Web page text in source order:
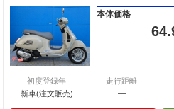
本体価格
初度登録年
新車(注文販売)
走行距離
―